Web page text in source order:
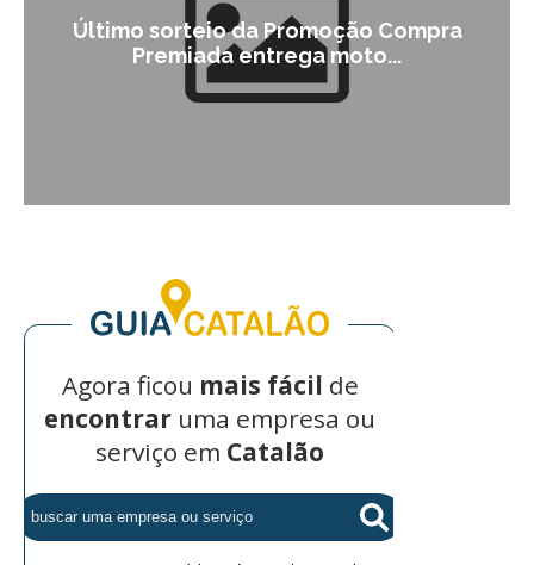
Último sorteio da Promoção Compra
Premiada entrega moto...